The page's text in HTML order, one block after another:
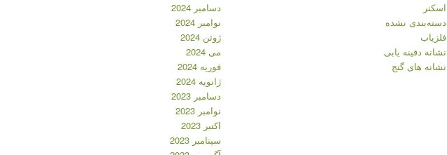
اسکنر
دسته‌بندی نشده
فلزیاب
نشانه دفینه یابی
نشانه های گنج
دسامبر 2024
نوامبر 2024
ژوئن 2024
می 2024
فوریه 2024
ژانویه 2024
دسامبر 2023
نوامبر 2023
اکتبر 2023
سپتامبر 2023